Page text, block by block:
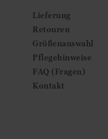
Lieferung
Retouren
Größenauswahl
Pflegehinweise
FAQ (Fragen)
Kontakt